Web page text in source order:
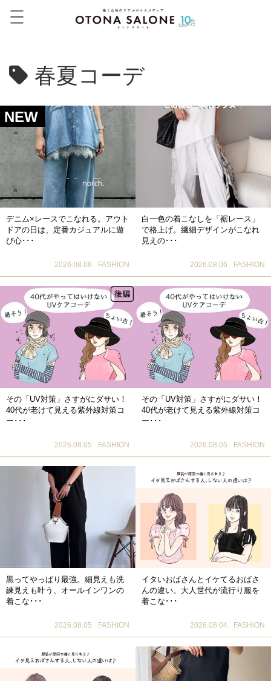
春夏コーデ
NEW
デニム×レースでこなれる。アウト
ドアの日は、定番カジュアルに遊
び心･･･
2026.08.08 FASHION
白一色の着こなしを「裾レース」
で格上げ。繊細デザインがこなれ
見えの･･･
2026.08.06 FASHION
その「UV対策」さすがにダサい！
40代が老けて見える紫外線対策コ
ー･･･
2026.08.05 FASHION
その「UV対策」さすがにダサい！
40代が老けて見える紫外線対策コ
ー･･･
2026.08.05 FASHION
黒ってやっぱり最強。細見えも洗
練見えも叶う、オールインワンの
着こな･･･
2026.08.05 FASHION
イタいおばさんとイケてるおばさ
んの違い。大人世代が流行り服を
着こな･･･
2026.08.04 FASHION